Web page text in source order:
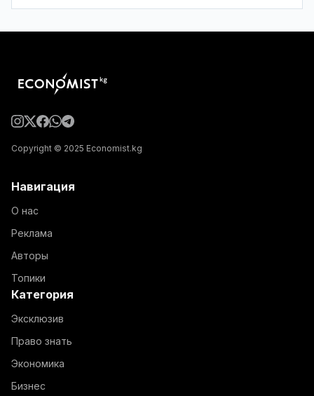
Copyright © 2025 Economist.kg
Навигация
О нас
Реклама
Авторы
Топики
Категория
Эксклюзив
Право знать
Экономика
Бизнес